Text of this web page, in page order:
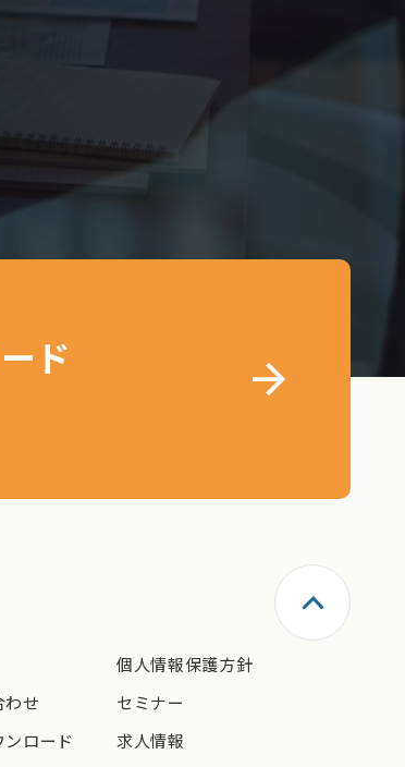
ド
わせ
ロード
個人情報保護方針
セミナー
求人情報